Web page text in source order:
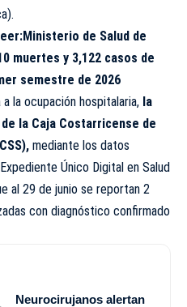
Ministerio de Salud de
muertes y 3,122 casos de
semestre de 2026
la ocupación hospitalaria, la
la Caja Costarricense de
mediante los datos
Único Digital en Salud
al 29 de junio se reportan 2
con diagnóstico confirmado
Neurocirujanos alertan